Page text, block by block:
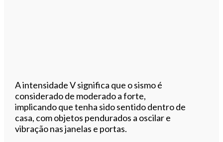
A intensidade V significa que o sismo é
considerado de moderado a forte,
implicando que tenha sido sentido dentro de
casa, com objetos pendurados a oscilar e
vibração nas janelas e portas.